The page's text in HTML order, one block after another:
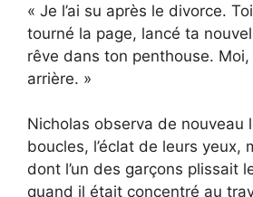
« Je l’ai su après le divorce.
tourné la page, lancé ta
rêve dans ton penthouse.
arrière. »
Nicholas observa de nouveau
boucles, l’éclat de leurs yeux,
dont l’un des garçons plissait
quand il était concentré au